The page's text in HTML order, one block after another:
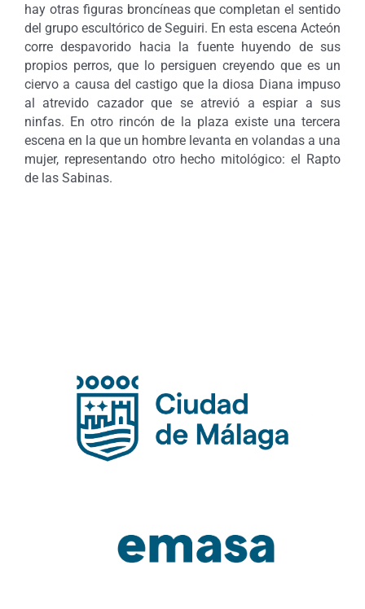
hay otras figuras broncíneas que completan el sentido
del grupo escultórico de Seguiri. En esta escena Acteón
corre despavorido hacia la fuente huyendo de sus
propios perros, que lo persiguen creyendo que es un
ciervo a causa del castigo que la diosa Diana impuso
al atrevido cazador que se atrevió a espiar a sus
ninfas. En otro rincón de la plaza existe una tercera
escena en la que un hombre levanta en volandas a una
mujer, representando otro hecho mitológico: el Rapto
de las Sabinas.